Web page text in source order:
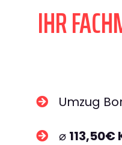
IHR
Umzug
⌀ 113,50€